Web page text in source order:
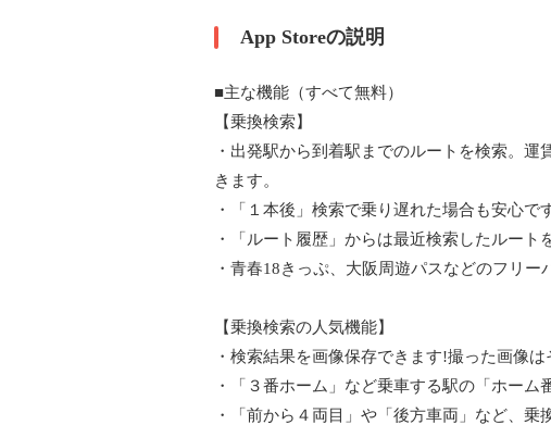
App Storeの説明
■主な機能（すべて無料）
【乗換検索】
・出発駅から到着駅までのルートを検索。
きます。
・「１本後」検索で乗り遅れた場合も安心で
・「ルート履歴」からは最近検索したルート
・青春18きっぷ、大阪周遊パスなどのフリー
【乗換検索の人気機能】
・検索結果を画像保存できます!撮った画像
・「３番ホーム」など乗車する駅の「ホーム
・「前から４両目」や「後方車両」など、